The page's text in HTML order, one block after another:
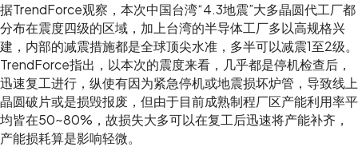
据TrendForce观察，本次中国台湾“4.3地震”大多晶圆代工厂都
分布在震度四级的区域，加上台湾的半导体工厂多以高规格兴
建，内部的减震措施都是全球顶尖水准，多半可以减震1至2级。
TrendForce指出，以本次的震度来看，几乎都是停机检查后，
迅速复工进行，纵使有因为紧急停机或地震损坏炉管，导致线上
晶圆破片或是损毁报废，但由于目前成熟制程厂区产能利用率平
均皆在50~80%，故损失大多可以在复工后迅速将产能补齐，
产能损耗算是影响轻微。